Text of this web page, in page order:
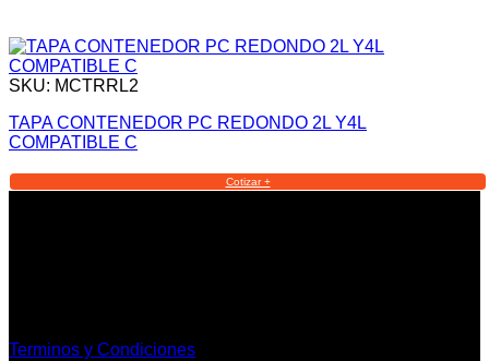
SKU: MCTRRL2
TAPA CONTENEDOR PC REDONDO 2L Y4L
COMPATIBLE C
Cotizar +
Terminos y Condiciones